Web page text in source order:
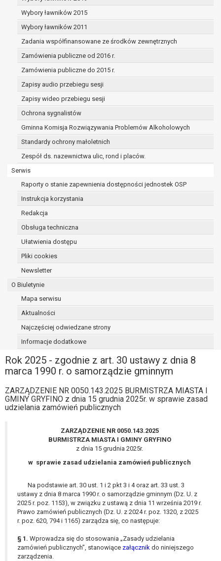
Wybory ławników 2015
Wybory ławników 2011
Zadania współfinansowane ze środków zewnętrznych
Zamówienia publiczne od 2016 r.
Zamówienia publiczne do 2015 r.
Zapisy audio przebiegu sesji
Zapisy wideo przebiegu sesji
Ochrona sygnalistów
Gminna Komisja Rozwiązywania Problemów Alkoholowych
Standardy ochrony małoletnich
Zespół ds. nazewnictwa ulic, rond i placów.
Serwis
Raporty o stanie zapewnienia dostępności jednostek OSP
Instrukcja korzystania
Redakcja
Obsługa techniczna
Ułatwienia dostępu
Pliki cookies
Newsletter
O Biuletynie
Mapa serwisu
Aktualności
Najczęściej odwiedzane strony
Informacje dodatkowe
Rok 2025 - zgodnie z art. 30 ustawy z dnia 8
marca 1990 r. o samorządzie gminnym
ZARZĄDZENIE NR 0050.143.2025 BURMISTRZA MIASTA I
GMINY GRYFINO z dnia 15 grudnia 2025r. w sprawie zasad
udzielania zamówień publicznych
ZARZĄDZENIE NR 0050.143.2025
BURMISTRZA MIASTA I GMINY GRYFINO
z dnia 15 grudnia 2025r.
w sprawie zasad udzielania zamówień publicznych
Na podstawie art. 30 ust. 1 i 2 pkt 3 i 4 oraz art. 33 ust. 3
ustawy z dnia 8 marca 1990 r. o samorządzie gminnym (Dz. U. z
2025 r. poz. 1153), w związku z ustawą z dnia 11 września 2019 r.
Prawo zamówień publicznych (Dz. U. z 2024 r. poz. 1320, z 2025
r. poz. 620, 794 i 1165) zarządza się, co następuje:
§ 1. Wprowadza się do stosowania „Zasady udzielania
zamówień publicznych”, stanowiące załącznik do niniejszego
zarządzenia.
celu wywiązania się z obowiązku
prawo do żądania ograniczenia
przetwarzania danych osobowych na
podstawie art. 18 RODO, w przypadku gdy:
osoba, której dane dotyczą
kwestionuje prawidłowość danych
osobowych – na okres pozwalający
administratorowi sprawdzić
przetwarzanie danych jest niezgodne
z prawem, a osoba, której dane
dotyczą, sprzeciwia się usunięciu
danych, żądając w zamian ich
ograniczenia,
danych dla swoich celów, ale osoba,
której dane dotyczą, potrzebuje ich do
ustalenia, obrony lub dochodzenia
roszczeń,
osoba, której dane dotyczą, wniosła
sprzeciw wobec przetwarzania
danych - do czasu ustalenia czy
prawnie uzasadnione podstawy po
podstawie art. 20 RODO, w przypadku gdy
przetwarzanie danych odbywa się na
której dane dotyczą lub na podstawie
zgody wyrażonej przez tą osobę,
przetwarzanie odbywa się w sposób
prawo sprzeciwu wobec przetwarzania
danych na podstawie art. 21 RODO, wobec
niezbędność przetwarzania do
wykonania zadania realizowanego w
interesie publicznym lub w ramach
niezbędność przetwarzania do celów
wynikających z prawnie
uzasadnionych interesów
realizowanych przez administratora
lub przez stronę trzecią.
Z przyczyn związanych z Pani/Pana